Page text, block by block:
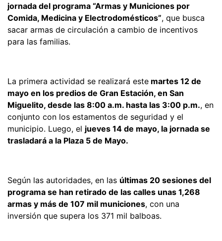
jornada del programa “Armas y Municiones por
Comida, Medicina y Electrodomésticos”, que busca
sacar armas de circulación a cambio de incentivos
para las familias.
La primera actividad se realizará este martes 12 de
mayo en los predios de Gran Estación, en San
Miguelito, desde las 8:00 a.m. hasta las 3:00 p.m., en
conjunto con los estamentos de seguridad y el
municipio. Luego, el jueves 14 de mayo, la jornada se
trasladará a la Plaza 5 de Mayo.
Según las autoridades, en las últimas 20 sesiones del
programa se han retirado de las calles unas 1,268
armas y más de 107 mil municiones, con una
inversión que supera los 371 mil balboas.